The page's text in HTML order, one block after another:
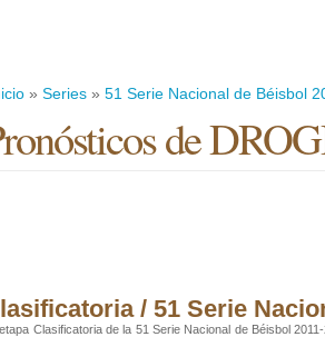
» Series » 51 Serie Nacional de Béisbol
de
/ 51 Serie
Clasificatoria de la 51 Serie Nacional de Béisbol